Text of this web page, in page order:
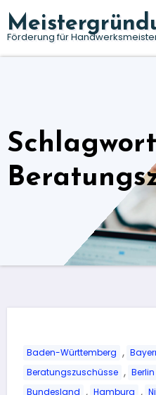
Zum
Inhalt
Förderung für
Baden-Württemberg ,
Beratungszuschüsse , Berlin
Bundesland Hamburg